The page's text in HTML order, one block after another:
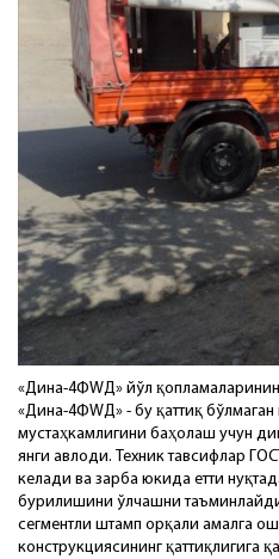
«Дина-4ФWД» йўл
«Дина-4ФWД» - бу қаттиқ
мустаҳкамлигини баҳолаш учун
янги авлоди. Техник тавсифлар
келади ва зарба юкида етти
бурилишини ўлчашни
сегментли штамп орқали амалга
конструкциясининг қаттиқлигига